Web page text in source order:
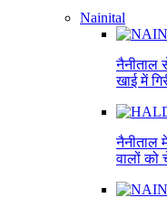
Nainital
नैनीताल
खाई में
नैनीताल
वालों को